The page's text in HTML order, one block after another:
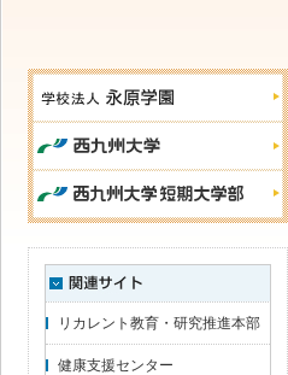
リカレント教育・研究推進本部
健康支援センター